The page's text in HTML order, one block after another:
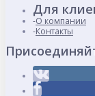
Для
О компании
Контакты